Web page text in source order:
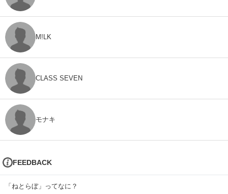
M!LK
CLASS SEVEN
モナキ
FEEDBACK
「ねとらぼ」ってなに？